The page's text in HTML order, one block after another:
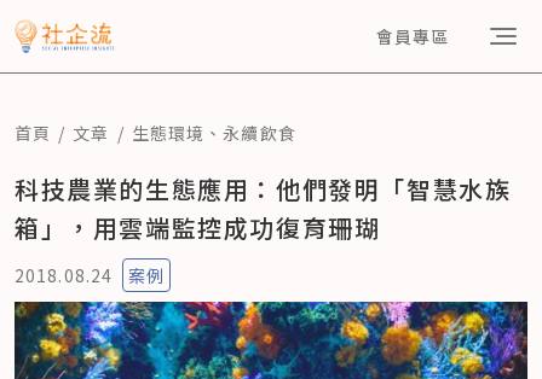
會員專區
首頁 文章 生態環境 、永續飲食
科技農業的生態應用：他們發明「智慧水族
箱」，用雲端監控成功復育珊瑚
2018.08.24 案例